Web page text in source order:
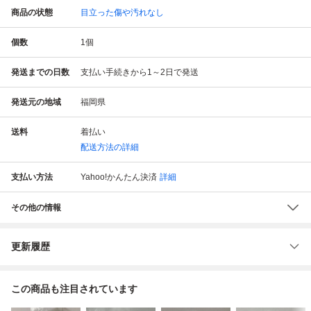
商品の状態 目立った傷や汚れなし
個数 1個
発送までの日数 支払い手続きから1～2日で発送
発送元の地域 福岡県
送料
着払い
配送方法の詳細
支払い方法 Yahoo!かんたん決済 詳細
その他の情報
更新履歴
この商品も注目されています